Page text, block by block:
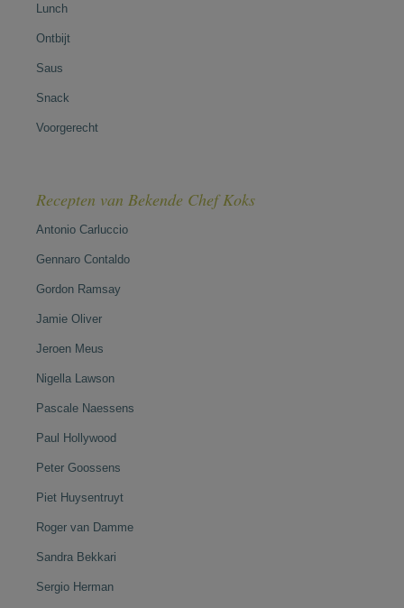
Lunch
Ontbijt
Saus
Snack
Voorgerecht
Recepten van Bekende Chef Koks
Antonio Carluccio
Gennaro Contaldo
Gordon Ramsay
Jamie Oliver
Jeroen Meus
Nigella Lawson
Pascale Naessens
Paul Hollywood
Peter Goossens
Piet Huysentruyt
Roger van Damme
Sandra Bekkari
Sergio Herman